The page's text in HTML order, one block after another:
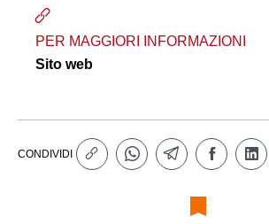
PER MAGGIORI INFORMAZIONI
Sito web
CONDIVIDI